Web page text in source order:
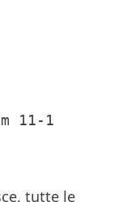
11-1
tutte le